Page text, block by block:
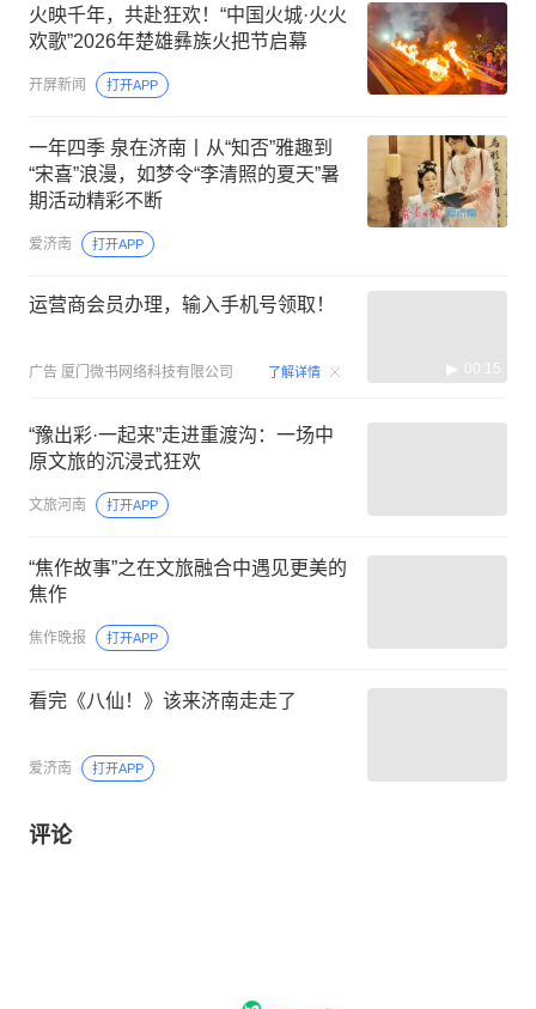
火映千年，共赴狂欢！“中国火城·火火
欢歌”2026年楚雄彝族火把节启幕
开屏新闻 打开APP
一年四季 泉在济南丨从“知否”雅趣到
“宋喜”浪漫，如梦令“李清照的夏天”暑
期活动精彩不断
爱济南 打开APP
运营商会员办理，输入手机号领取！
广告 厦门微书网络科技有限公司 了解详情 00:15
“豫出彩·一起来”走进重渡沟：一场中
原文旅的沉浸式狂欢
文旅河南 打开APP
“焦作故事”之在文旅融合中遇见更美的
焦作
焦作晚报 打开APP
看完《八仙！》该来济南走走了
爱济南 打开APP
评论